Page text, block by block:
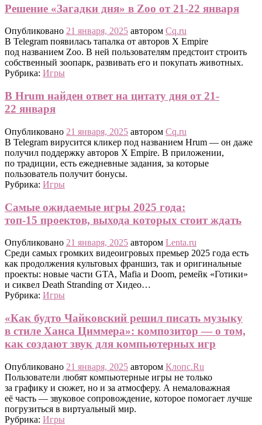
Решение «Загадки дня» в Zoo от 21-22 января
Опубликовано 21 января, 2025 автором Cq.ru
В Telegram появилась тапалка от авторов X Empire
под названием Zoo. В ней пользователям предстоит строить
собственный зоопарк, развивать его и покупать животных.
Рубрика: Игры
В Hrum найден ответ на цитату дня от 21-
22 января
Опубликовано 21 января, 2025 автором Cq.ru
В Telegram вирусится кликер под названием Hrum — он даже
получил поддержку авторов X Empire. В приложении,
по традиции, есть ежедневные задания, за которые
пользователь получит бонусы.
Рубрика: Игры
Самые ожидаемые игры 2025 года:
топ-15 проектов, выхода которых стоит ждать
Опубликовано 21 января, 2025 автором Lenta.ru
Среди самых громких видеоигровых премьер 2025 года есть
как продолжения культовых франшиз, так и оригинальные
проекты: новые части GTA, Mafia и Doom, ремейк «Готики»
и сиквел Death Stranding от Хидео…
Рубрика: Игры
«Как будто Чайковский решил писать музыку
в стиле Ханса Циммера»: композитор — о том,
как создают звук для компьютерных игр
Опубликовано 21 января, 2025 автором Клопс.Ru
Пользователи любят компьютерные игры не только
за графику и сюжет, но и за атмосферу. А немаловажная
её часть — звуковое сопровождение, которое помогает лучше
погрузиться в виртуальный мир.
Рубрика: Игры